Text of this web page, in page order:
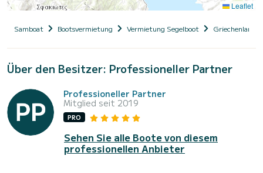
Leaflet
Samboat Bootsvermietung Vermietung Segelboot Griechenland
Über den Besitzer: Professioneller Partner
Professioneller Partner
Mitglied seit 2019
PRO
Sehen Sie alle Boote von diesem
professionellen Anbieter